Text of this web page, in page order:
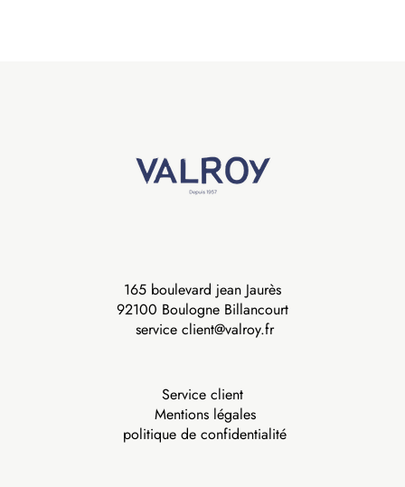
165 boulevard jean Jaurès
92100 Boulogne Billancourt
service client@valroy.fr
Service client
Mentions légales
politique de confidentialité